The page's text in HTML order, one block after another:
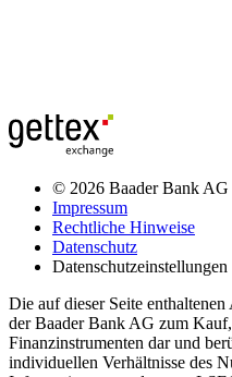
© 2026 Baader Bank AG
Impressum
Rechtliche Hinweise
Datenschutz
Datenschutzeinstellungen
Die auf dieser Seite
der Baader Bank AG zum
Finanzinstrumenten dar und
individuellen Verhältnisse des